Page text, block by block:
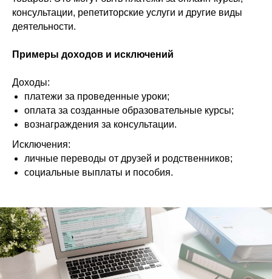
консультации, репетиторские услуги и другие виды
деятельности.
Примеры доходов и исключений
Доходы:
платежи за проведенные уроки;
оплата за созданные образовательные курсы;
вознаграждения за консультации.
Исключения:
личные переводы от друзей и родственников;
социальные выплаты и пособия.